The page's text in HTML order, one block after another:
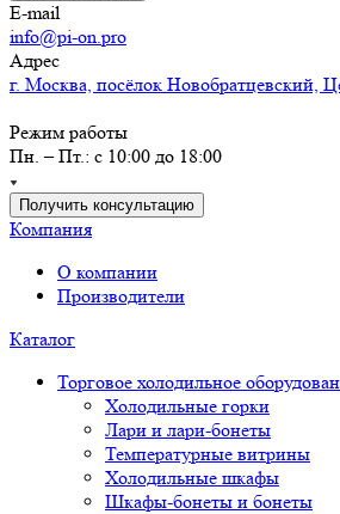
E-mail
info@pi-on.pro
Адрес
г. Москва, посёлок Новобратцевский,
Режим работы
Пн. – Пт.: с 10:00 до 18:00
Получить консультацию
Компания
О компании
Производители
Каталог
Торговое холодильное
Холодильные горки
Лари и лари-бонеты
Температурные витрины
Холодильные шкафы
Шкафы-бонеты и бонеты